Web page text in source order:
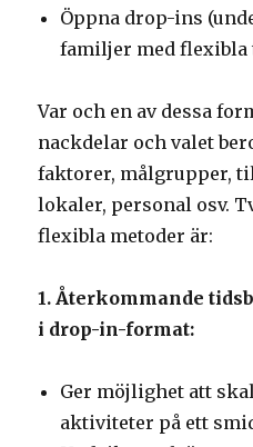
Öppna drop-ins
familjer med flexibla
Var och en av dessa
nackdelar och valet
faktorer, målgrupper,
lokaler, personal osv.
flexibla metoder är:
1. Återkommande
i drop-in-format:
Ger möjlighet att
aktiviteter på ett